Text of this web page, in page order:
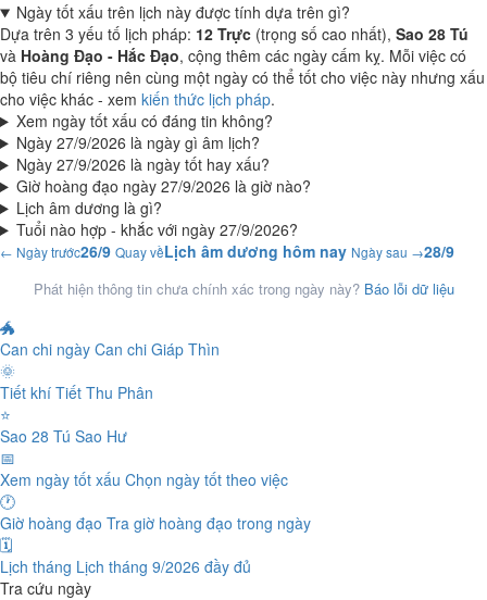
Ngày tốt xấu trên lịch này được tính dựa trên gì?
Dựa trên 3 yếu tố lịch pháp: 12 Trực (trọng số cao nhất), Sao 28 Tú
và Hoàng Đạo - Hắc Đạo, cộng thêm các ngày cấm kỵ. Mỗi việc có
bộ tiêu chí riêng nên cùng một ngày có thể tốt cho việc này nhưng xấu
cho việc khác - xem kiến thức lịch pháp.
Xem ngày tốt xấu có đáng tin không?
Ngày 27/9/2026 là ngày gì âm lịch?
Ngày 27/9/2026 là ngày tốt hay xấu?
Giờ hoàng đạo ngày 27/9/2026 là giờ nào?
Lịch âm dương là gì?
Tuổi nào hợp - khắc với ngày 27/9/2026?
← Ngày trước26/9 Quay vềLịch âm dương hôm nay Ngày sau →28/9
Phát hiện thông tin chưa chính xác trong ngày này? Báo lỗi dữ liệu
🐲
Can chi ngày Can chi Giáp Thìn
🌞
Tiết khí Tiết Thu Phân
⭐
Sao 28 Tú Sao Hư
📅
Xem ngày tốt xấu Chọn ngày tốt theo việc
🕐
Giờ hoàng đạo Tra giờ hoàng đạo trong ngày
🗓️
Lịch tháng Lịch tháng 9/2026 đầy đủ
Tra cứu ngày